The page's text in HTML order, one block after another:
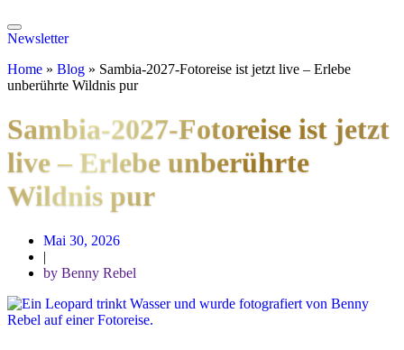
Newsletter
Home » Blog » Sambia-2027-Fotoreise ist jetzt live – Erlebe
unberührte Wildnis pur
Sambia-2027-Fotoreise ist jetzt
live – Erlebe unberührte
Wildnis pur
Mai 30, 2026
|
by Benny Rebel